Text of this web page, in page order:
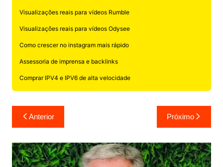
Visualizações reais para vídeos Rumble
Visualizações reais para vídeos Odysee
Como crescer no instagram mais rápido
Assessoria de imprensa e backlinks
Comprar IPV4 e IPV6 de alta velocidade
Navegação
de
Post
Anterior Próximo